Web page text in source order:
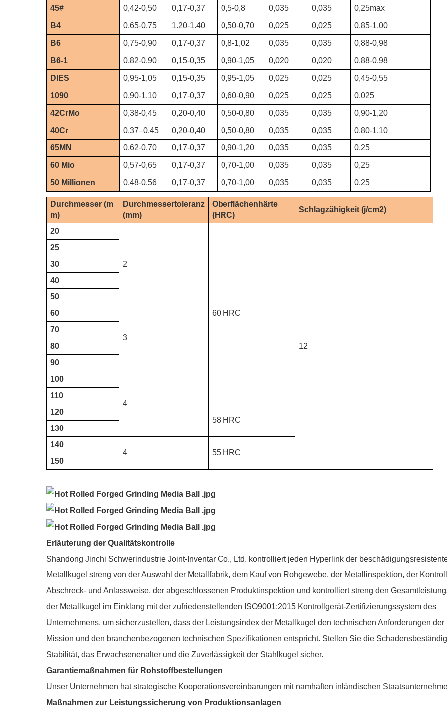
45# 0,42-0,50 0,17-0,37 0,5-0,8 0,035 0,035 0,25max
B4 0,65-0,75 1.20-1.40 0,50-0,70 0,025 0,025 0,85-1,00
B6 0,75-0,90 0,17-0,37 0,8-1,02 0,035 0,035 0,88-0,98
B6-1 0,82-0,90 0,15-0,35 0,90-1,05 0,020 0,020 0,88-0,98
DIES 0,95-1,05 0,15-0,35 0,95-1,05 0,025 0,025 0,45-0,55
1090 0,90-1,10 0,17-0,37 0,60-0,90 0,025 0,025 0,025
42CrMo 0,38-0,45 0,20-0,40 0,50-0,80 0,035 0,035 0,90-1,20
40Cr 0,37–0,45 0,20-0,40 0,50-0,80 0,035 0,035 0,80-1,10
65MN 0,62-0,70 0,17-0,37 0,90-1,20 0,035 0,035 0,25
60 Mio 0,57-0,65 0,17-0,37 0,70-1,00 0,035 0,035 0,25
50 Millionen 0,48-0,56 0,17-0,37 0,70-1,00 0,035 0,035 0,25
Durchmesser (m
m)
Durchmessertoleranz
(mm)
Oberflächenhärte
(HRC)
Schlagzähigkeit (j/cm2)
20
2
60 HRC
12
25
30
40
50
60
3
70
80
90
100
4
110
120
58 HRC
130
140
4
55 HRC
150
Erläuterung der Qualitätskontrolle
Shandong Jinchi Schwerindustrie Joint-Inventar Co., Ltd. kontrolliert jeden Hyperlink der
Metallkugel streng von der Auswahl der Metallfabrik, dem Kauf von Rohgewebe, der Metallinspektion, der
Abschreck- und Anlassweise, der abgeschlossenen Produktinspektion und kontrolliert streng den
der Metallkugel im Einklang mit der zufriedenstellenden ISO9001:2015 Kontrollgerät-Zertifizierungssystem des
Unternehmens, um sicherzustellen, dass der Leistungsindex der Metallkugel den technischen Anforderungen der
Mission und den branchenbezogenen technischen Spezifikationen entspricht. Stellen Sie die
Stabilität, das Erwachsenenalter und die Zuverlässigkeit der Stahlkugel sicher.
Garantiemaßnahmen für Rohstoffbestellungen
Unser Unternehmen hat strategische Kooperationsvereinbarungen mit namhaften inländischen
Maßnahmen zur Leistungssicherung von Produktionsanlagen